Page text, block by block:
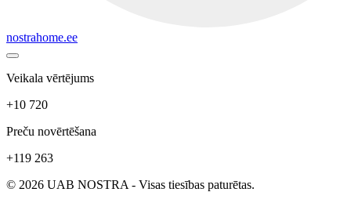
nostrahome.ee
Veikala vērtējums
+10 720
Preču novērtēšana
+119 263
© 2026 UAB NOSTRA - Visas tiesības paturētas.